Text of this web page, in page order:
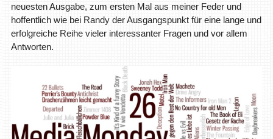
neuesten Ausgabe, zum ersten Mal aus meiner Feder und
hoffentlich wie bei Randy der Ausgangspunkt für eine lange und
erfolgreiche Reihe vieler interessanter Fragen und vor allem
Antworten.